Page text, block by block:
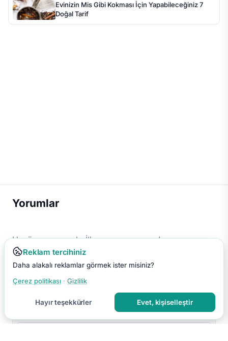
Evinizin Mis Gibi Kokması İçin Yapabileceğiniz 7
Doğal Tarif
Yorumlar
Henüz yorum yok. İlk yorumu sen yap!
Reklam tercihiniz
Daha alakalı reklamlar görmek ister misiniz?
Çerez politikası · Gizlilik
Hayır teşekkürler Evet, kişiselleştir